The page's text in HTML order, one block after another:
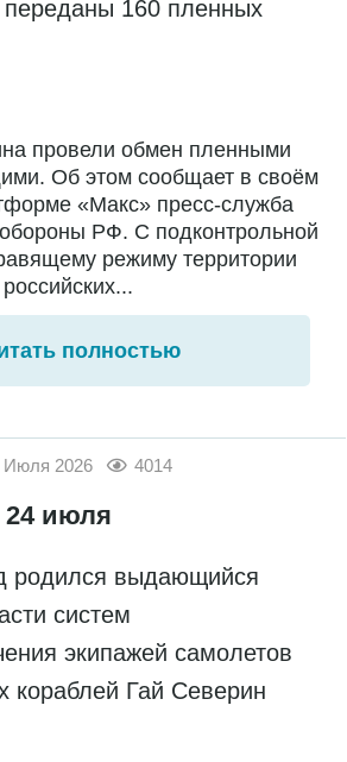
160 пленных
провели обмен пленными
Об этом сообщает в своём
«Макс» пресс-служба
РФ. С подконтрольной
режиму территории
полностью
Июля 2026 4014
24 июля
родился выдающийся
систем
экипажей самолетов
кораблей Гай Северин